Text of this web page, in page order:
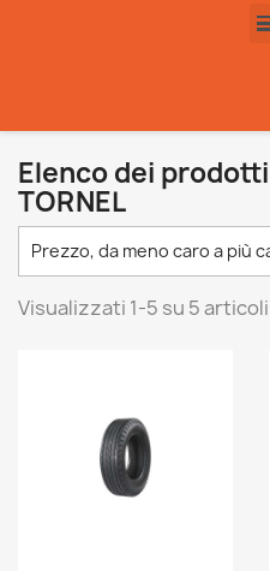
Elenco dei
TORNEL
Prezzo, da meno caro a più
Visualizzati 1-5 su 5 articoli